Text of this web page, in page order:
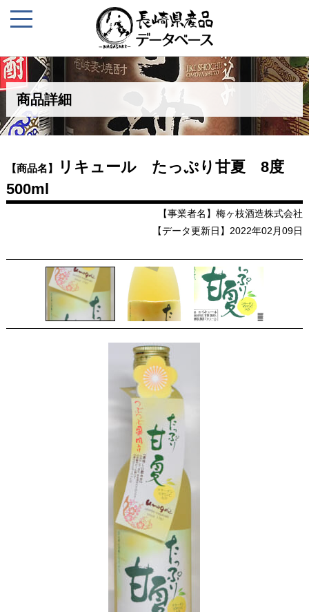
商品詳細
【商品名】
リキュール たっぷり甘夏 8度
500ml
【事業者名】梅ヶ枝酒造株式会社
【データ更新日】2022年02月09日